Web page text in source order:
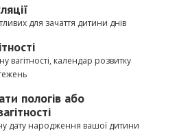
для зачаття дитини днів
вагітності, календар розвитку
пологів або
дату народження вашої дитини